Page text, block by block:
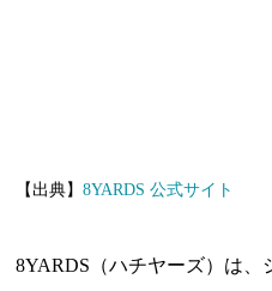
【出典】8YARDS 公式サイト
8YARDS（ハチヤーズ）は